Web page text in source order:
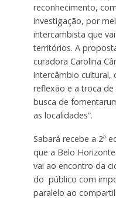
reconhecimento,
investigação, por
intercambista que
territórios. A
curadora Carolina
intercâmbio cultural,
reflexão e a troca de
busca de
as localidades”.
Sabará recebe a 2ª
que a Belo
vai ao encontro da
do público com
paralelo ao